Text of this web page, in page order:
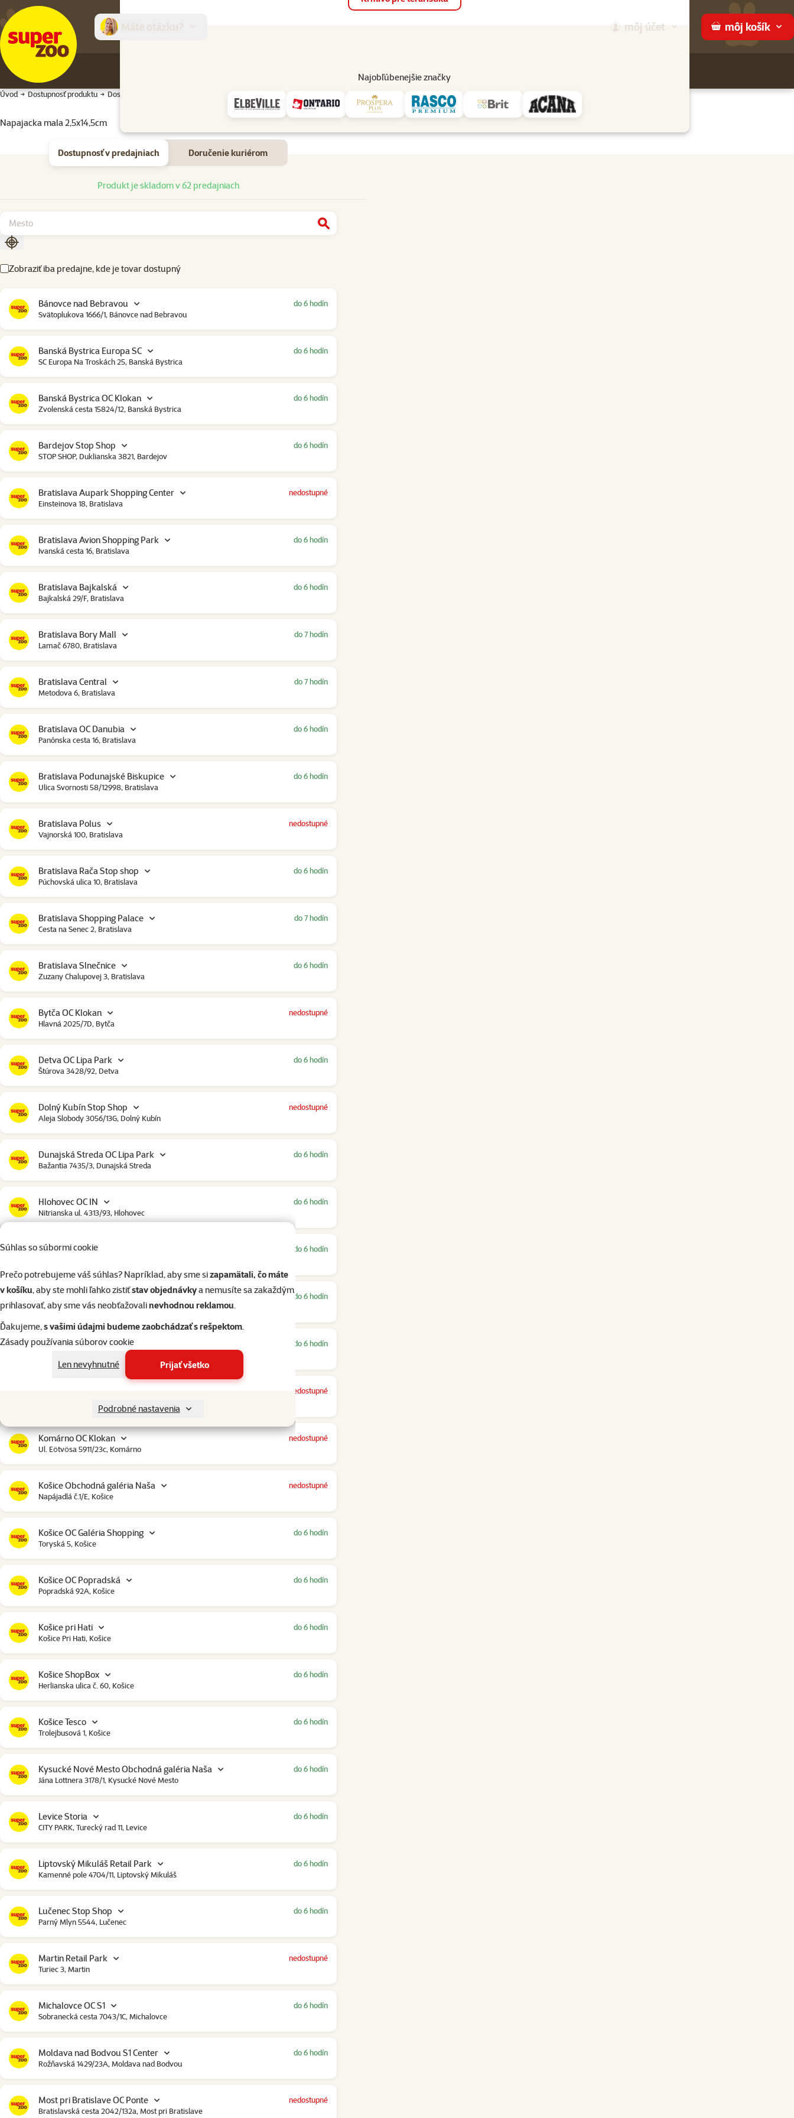
Súhlas so súbormi cookie
Prečo potrebujeme váš súhlas? Napríklad, aby sme sizapamätali, čo máte
v košíku, aby ste mohli ľahko zistiťstav objednávkya nemusíte sa zakaždým
prihlasovať, aby sme vás neobťažovalinevhodnou reklamou.
Ďakujeme,s vašimi údajmi budeme zaobchádzať s rešpektom.
Zásady používania súborov cookie
Len nevyhnutné
Prijať všetko
Podrobné nastavenia
môj účet môj košík
Najobľúbenejšie značky
Predajne Služby
Úvod Dostupnosť produktu Dostupnosť produktu
Dostupnosť a doručenie
Napajacka mala 2,5x14,5cm
Dostupnosť v predajniach Doručenie kuriérom
Dostupnosť v predajniachProdukt je skladom v 62 predajniach
Najít
Zoradiť podľa aktuálnej polohy
Zobraziť iba predajne, kde je tovar dostupný
Bánovce nad Bebravou
Svätoplukova 1666/1, Bánovce nad Bebravou
do 6 hodín
Banská Bystrica Europa SC
SC Europa Na Troskách 25, Banská Bystrica
do 6 hodín
Banská Bystrica OC Klokan
Zvolenská cesta 15824/12, Banská Bystrica
do 6 hodín
Bardejov Stop Shop
STOP SHOP, Duklianska 3821, Bardejov
do 6 hodín
Bratislava Aupark Shopping Center
Einsteinova 18, Bratislava
nedostupné
Bratislava Avion Shopping Park
Ivanská cesta 16, Bratislava
do 6 hodín
Bratislava Bajkalská
Bajkalská 29/F, Bratislava
do 6 hodín
Bratislava Bory Mall
Lamač 6780, Bratislava
do 7 hodín
Bratislava Central
Metodova 6, Bratislava
do 7 hodín
Bratislava OC Danubia
Panónska cesta 16, Bratislava
do 6 hodín
Bratislava Podunajské Biskupice
Ulica Svornosti 58/12998, Bratislava
do 6 hodín
Bratislava Polus
Vajnorská 100, Bratislava
nedostupné
Bratislava Rača Stop shop
Púchovská ulica 10, Bratislava
do 6 hodín
Bratislava Shopping Palace
Cesta na Senec 2, Bratislava
do 7 hodín
Bratislava Slnečnice
Zuzany Chalupovej 3, Bratislava
do 6 hodín
Bytča OC Klokan
Hlavná 2025/7D, Bytča
nedostupné
Detva OC Lipa Park
Štúrova 3428/92, Detva
do 6 hodín
Dolný Kubín Stop Shop
Aleja Slobody 3056/13G, Dolný Kubín
nedostupné
Dunajská Streda OC Lipa Park
Bažantia 7435/3, Dunajská Streda
do 6 hodín
Hlohovec OC IN
Nitrianska ul. 4313/93, Hlohovec
do 6 hodín
Humenné do 6 hodín
Chorvátsky Grob OC Klokan
Obchodná ulica 4849/4D, Chorvátsky Grob
do 6 hodín
Ilava OC Idea do 6 hodín
nedostupné
Komárno OC Klokan
Ul. Eötvösa 5911/23c, Komárno
nedostupné
Košice Obchodná galéria Naša
Napájadlá č.1/E, Košice
nedostupné
Košice OC Galéria Shopping
Toryská 5, Košice
do 6 hodín
Košice OC Popradská
Popradská 92A, Košice
do 6 hodín
Košice pri Hati
Košice Pri Hati, Košice
do 6 hodín
Košice ShopBox
Herlianska ulica č. 60, Košice
do 6 hodín
Košice Tesco
Trolejbusová 1, Košice
do 6 hodín
Kysucké Nové Mesto Obchodná galéria Naša
Jána Lottnera 3178/1, Kysucké Nové Mesto
do 6 hodín
Levice Storia
CITY PARK, Turecký rad 11, Levice
do 6 hodín
Liptovský Mikuláš Retail Park
Kamenné pole 4704/11, Liptovský Mikuláš
do 6 hodín
Lučenec Stop Shop
Parný Mlyn 5544, Lučenec
do 6 hodín
Martin Retail Park
Turiec 3, Martin
nedostupné
Michalovce OC S1
Sobranecká cesta 7043/1C, Michalovce
do 6 hodín
Moldava nad Bodvou S1 Center
Rožňavská 1429/23A, Moldava nad Bodvou
do 6 hodín
Most pri Bratislave OC Ponte
Bratislavská cesta 2042/132a, Most pri Bratislave
nedostupné